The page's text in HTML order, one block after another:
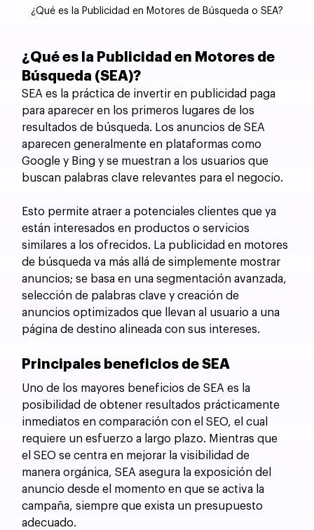
¿Qué es la Publicidad en Motores de Búsqueda o SEA?
¿Qué es la Publicidad en Motores de
Búsqueda (SEA)?
SEA es la práctica de invertir en publicidad paga
para aparecer en los primeros lugares de los
resultados de búsqueda. Los anuncios de SEA
aparecen generalmente en plataformas como
Google y Bing y se muestran a los usuarios que
buscan palabras clave relevantes para el negocio.
Esto permite atraer a potenciales clientes que ya
están interesados en productos o servicios
similares a los ofrecidos. La publicidad en motores
de búsqueda va más allá de simplemente mostrar
anuncios; se basa en una segmentación avanzada,
selección de palabras clave y creación de
anuncios optimizados que llevan al usuario a una
página de destino alineada con sus intereses.
Principales beneficios de SEA
Uno de los mayores beneficios de SEA es la
posibilidad de obtener resultados prácticamente
inmediatos en comparación con el SEO, el cual
requiere un esfuerzo a largo plazo. Mientras que
el SEO se centra en mejorar la visibilidad de
manera orgánica, SEA asegura la exposición del
anuncio desde el momento en que se activa la
campaña, siempre que exista un presupuesto
adecuado.